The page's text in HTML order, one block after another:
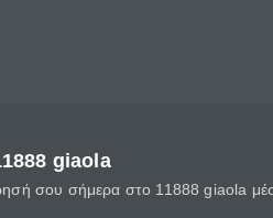
giaola
σου σήμερα στο 11888 giaola